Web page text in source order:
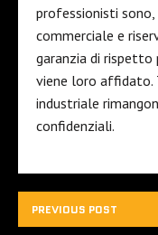
professionisti
commerciale e
garanzia di
viene loro
industriale
confidenziali.
PREVIOUS POST